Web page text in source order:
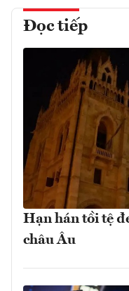
Đọc tiếp
Hạn hán tồi tệ
châu Âu